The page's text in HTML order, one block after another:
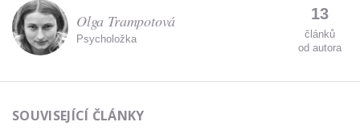
Olga Trampotová
Psycholožka
13
článků
od autora
SOUVISEJÍCÍ ČLÁNKY